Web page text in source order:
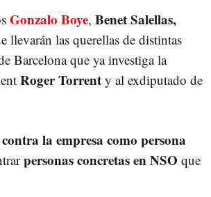
Gonzalo Boye, Benet Salellas,
llevarán las querellas de distintas
Barcelona que ya investiga la
Roger Torrent y al exdiputado de
contra la empresa como persona
personas concretas en NSO que